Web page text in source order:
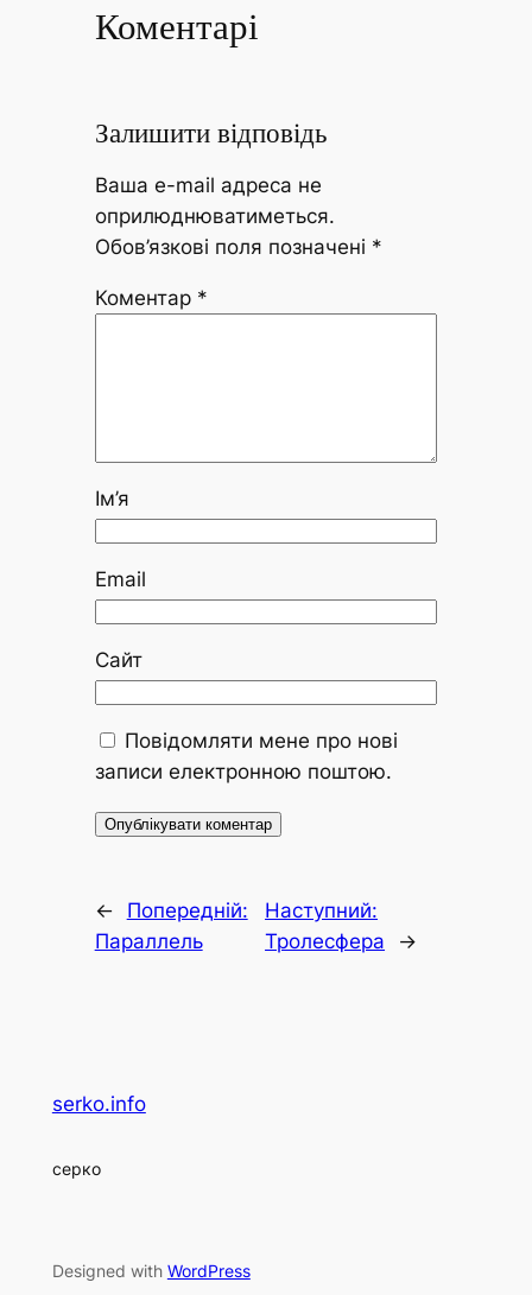
Коментарі
Залишити відповідь
Ваша e-mail адреса не
оприлюднюватиметься.
Обов’язкові поля позначені *
Коментар *
Ім’я
Email
Сайт
Повідомляти мене про нові
записи електронною поштою.
←
Попередній:
Параллель
Наступний:
Тролесфера
→
serko.info
серко
Designed with WordPress